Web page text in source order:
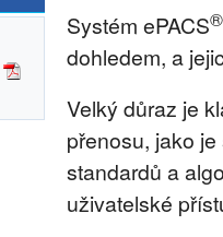
Systém ePACS®
dohledem, a
Velký důraz je
přenosu, jako
standardů a
uživatelské